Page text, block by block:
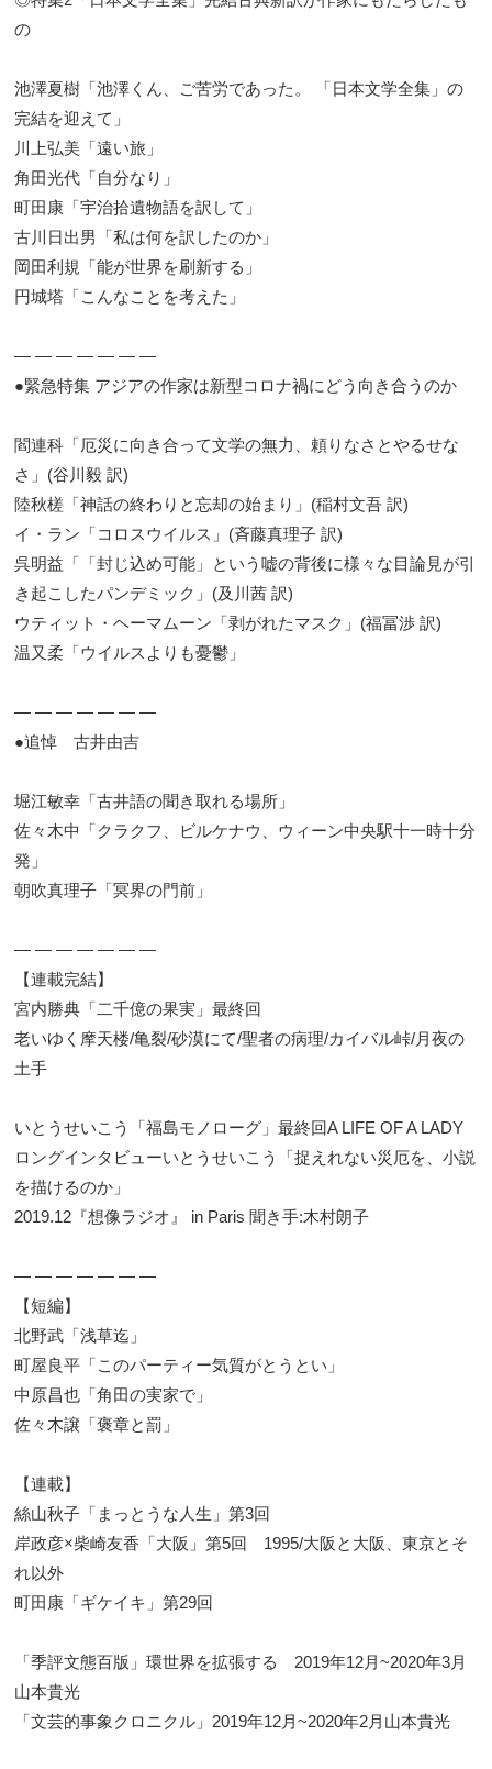
の
池澤夏樹「池澤くん、ご苦労であった。 「日本文学全集」の
完結を迎えて」
川上弘美「遠い旅」
角田光代「自分なり」
町田康「宇治拾遺物語を訳して」
古川日出男「私は何を訳したのか」
岡田利規「能が世界を刷新する」
円城塔「こんなことを考えた」
― ― ― ― ― ― ―
●緊急特集 アジアの作家は新型コロナ禍にどう向き合うのか
閻連科「厄災に向き合って文学の無力、頼りなさとやるせな
さ」(谷川毅 訳)
陸秋槎「神話の終わりと忘却の始まり」(稲村文吾 訳)
イ・ラン「コロスウイルス」(斉藤真理子 訳)
呉明益「「封じ込め可能」という嘘の背後に様々な目論見が引
き起こしたパンデミック」(及川茜 訳)
ウティット・ヘーマムーン「剥がれたマスク」(福冨渉 訳)
温又柔「ウイルスよりも憂鬱」
― ― ― ― ― ― ―
●追悼 古井由吉
堀江敏幸「古井語の聞き取れる場所」
佐々木中「クラクフ、ビルケナウ、ウィーン中央駅十一時十分
発」
朝吹真理子「冥界の門前」
― ― ― ― ― ― ―
【連載完結】
宮内勝典「二千億の果実」最終回
老いゆく摩天楼/亀裂/砂漠にて/聖者の病理/カイバル峠/月夜の
土手
いとうせいこう「福島モノローグ」最終回A LIFE OF A LADY
ロングインタビューいとうせいこう「捉えれない災厄を、小説
を描けるのか」
2019.12『想像ラジオ』 in Paris 聞き手:木村朗子
― ― ― ― ― ― ―
【短編】
北野武「浅草迄」
町屋良平「このパーティー気質がとうとい」
中原昌也「角田の実家で」
佐々木譲「褒章と罰」
【連載】
絲山秋子「まっとうな人生」第3回
岸政彦×柴崎友香「大阪」第5回 1995/大阪と大阪、東京とそ
れ以外
町田康「ギケイキ」第29回
「季評文態百版」環世界を拡張する 2019年12月~2020年3月
山本貴光
「文芸的事象クロニクル」2019年12月~2020年2月山本貴光